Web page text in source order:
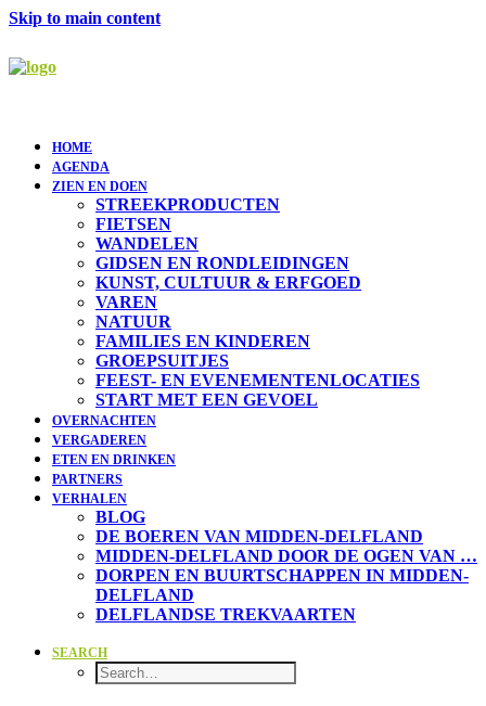
Skip to main content
HOME
AGENDA
ZIEN EN DOEN
STREEKPRODUCTEN
FIETSEN
WANDELEN
GIDSEN EN RONDLEIDINGEN
KUNST, CULTUUR & ERFGOED
VAREN
NATUUR
FAMILIES EN KINDEREN
GROEPSUITJES
FEEST- EN EVENEMENTENLOCATIES
START MET EEN GEVOEL
OVERNACHTEN
VERGADEREN
ETEN EN DRINKEN
PARTNERS
VERHALEN
BLOG
DE BOEREN VAN MIDDEN-DELFLAND
MIDDEN-DELFLAND DOOR DE OGEN VAN …
DORPEN EN BUURTSCHAPPEN IN MIDDEN-
DELFLAND
DELFLANDSE TREKVAARTEN
SEARCH